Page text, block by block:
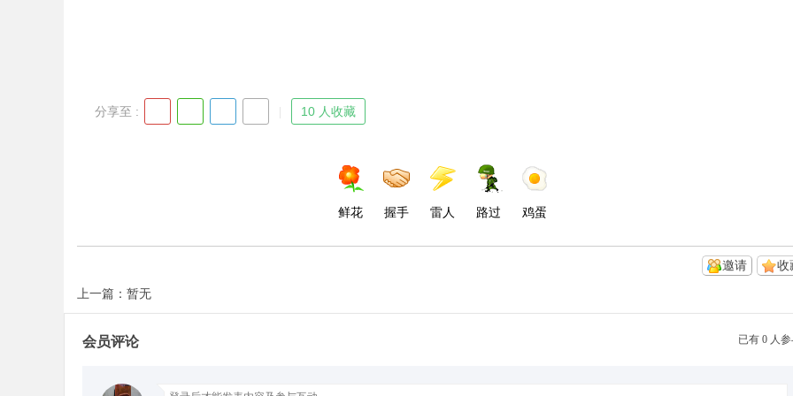
分享至 : 10 人收藏
鲜花 握手 雷人 路过 鸡蛋
收
邀请
上一篇：暂无
已有 0 人
会员评论